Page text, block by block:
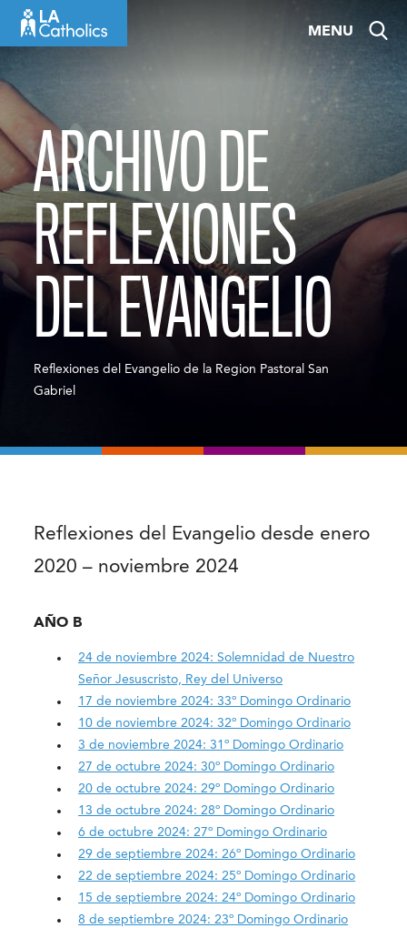
MENU
ARCHIVO DE
REFLEXIONES
DEL EVANGELIO
Reflexiones del Evangelio de la Region Pastoral San
Gabriel
Reflexiones del Evangelio desde enero
2020 – noviembre 2024
AÑO B
24 de noviembre 2024: Solemnidad de Nuestro
Señor Jesuscristo, Rey del Universo
17 de noviembre 2024: 33º Domingo Ordinario
10 de noviembre 2024: 32º Domingo Ordinario
3 de noviembre 2024: 31º Domingo Ordinario
27 de octubre 2024: 30º Domingo Ordinario
20 de octubre 2024: 29º Domingo Ordinario
13 de octubre 2024: 28º Domingo Ordinario
6 de octubre 2024: 27º Domingo Ordinario
29 de septiembre 2024: 26º Domingo Ordinario
22 de septiembre 2024: 25º Domingo Ordinario
15 de septiembre 2024: 24º Domingo Ordinario
8 de septiembre 2024: 23º Domingo Ordinario